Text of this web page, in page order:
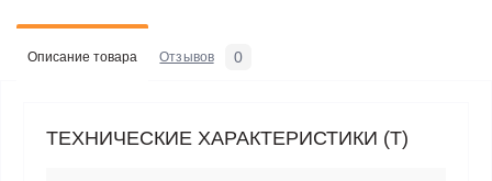
Описание товара Отзывов 0
ТЕХНИЧЕСКИЕ ХАРАКТЕРИСТИКИ (T)